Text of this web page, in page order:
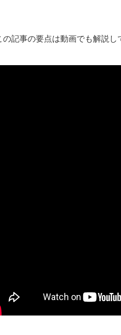
記事の要点は動画でも解説し